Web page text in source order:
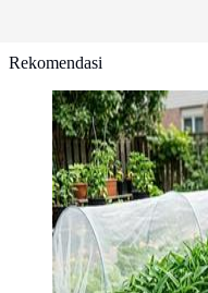
Rekomendasi